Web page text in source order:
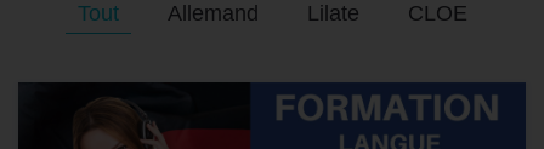
Tout Allemand Lilate CLOE